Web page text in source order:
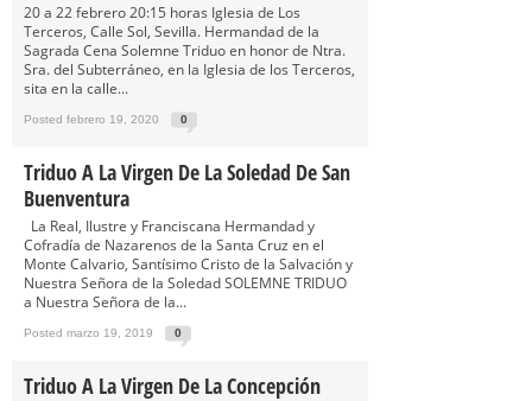
20 a 22 febrero 20:15 horas Iglesia de Los
Terceros, Calle Sol, Sevilla. Hermandad de la
Sagrada Cena Solemne Triduo en honor de Ntra.
Sra. del Subterráneo, en la Iglesia de los Terceros,
sita en la calle...
Posted febrero 19, 2020 0
Triduo A La Virgen De La Soledad De San
Buenventura
La Real, Ilustre y Franciscana Hermandad y
Cofradía de Nazarenos de la Santa Cruz en el
Monte Calvario, Santísimo Cristo de la Salvación y
Nuestra Señora de la Soledad SOLEMNE TRIDUO
a Nuestra Señora de la...
Posted marzo 19, 2019 0
Triduo A La Virgen De La Concepción